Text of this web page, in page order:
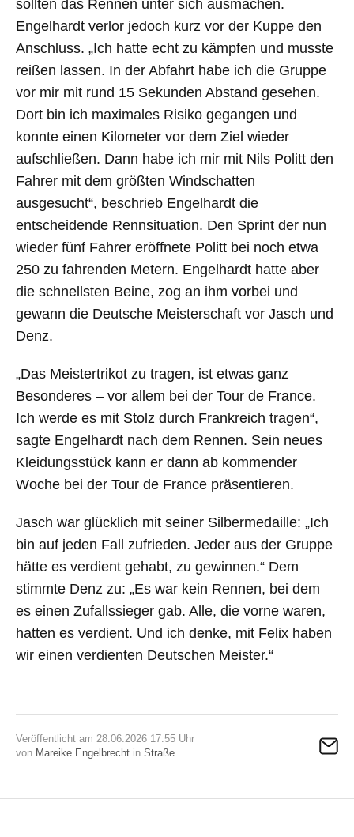
sollten das Rennen unter sich ausmachen.
Engelhardt verlor jedoch kurz vor der Kuppe den
Anschluss. „Ich hatte echt zu kämpfen und musste
reißen lassen. In der Abfahrt habe ich die Gruppe
vor mir mit rund 15 Sekunden Abstand gesehen.
Dort bin ich maximales Risiko gegangen und
konnte einen Kilometer vor dem Ziel wieder
aufschließen. Dann habe ich mir mit Nils Politt den
Fahrer mit dem größten Windschatten
ausgesucht“, beschrieb Engelhardt die
entscheidende Rennsituation. Den Sprint der nun
wieder fünf Fahrer eröffnete Politt bei noch etwa
250 zu fahrenden Metern. Engelhardt hatte aber
die schnellsten Beine, zog an ihm vorbei und
gewann die Deutsche Meisterschaft vor Jasch und
Denz.
„Das Meistertrikot zu tragen, ist etwas ganz
Besonderes – vor allem bei der Tour de France.
Ich werde es mit Stolz durch Frankreich tragen“,
sagte Engelhardt nach dem Rennen. Sein neues
Kleidungsstück kann er dann ab kommender
Woche bei der Tour de France präsentieren.
Jasch war glücklich mit seiner Silbermedaille: „Ich
bin auf jeden Fall zufrieden. Jeder aus der Gruppe
hätte es verdient gehabt, zu gewinnen.“ Dem
stimmte Denz zu: „Es war kein Rennen, bei dem
es einen Zufallssieger gab. Alle, die vorne waren,
hatten es verdient. Und ich denke, mit Felix haben
wir einen verdienten Deutschen Meister.“
Veröffentlicht am 28.06.2026 17:55 Uhr
von Mareike Engelbrecht in Straße